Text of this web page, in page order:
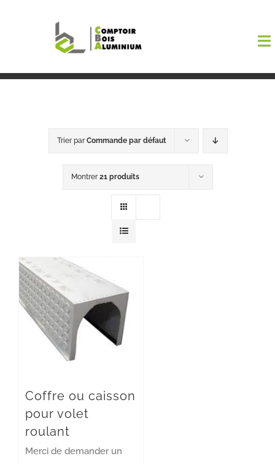
Trier parCommande par défaut
Montrer21 produits
Coffre ou caisson
pour volet
roulant
Merci de demander un